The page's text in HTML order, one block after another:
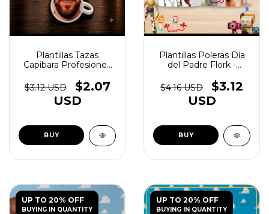
Plantillas Tazas
Capibara Profesiones
(copia) - (copia) -
(copia) - (copia) -
(copia) - (copia) -
(copia) - (copia) -
(copia) - (copia) -
(copia) - (copia) -
$3.12 USD
$2.07
USD
Plantillas Poleras Día
del Padre Flork -
(copia) - (copia)
$4.16 USD
$3.12
USD
UP TO 20% OFF
BUYING IN QUANTITY
UP TO 20% OFF
BUYING IN QUANTITY